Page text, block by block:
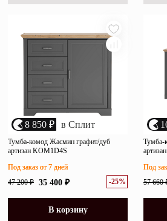
8 850 ₽ в Сплит
Тумба-комод Жасмин графит/дуб
артизан KOM1D4S
47 200 ₽ 35 400 ₽ -25%
Под заказ от 7 дней
В корзину
Тумба-
57 660
Под